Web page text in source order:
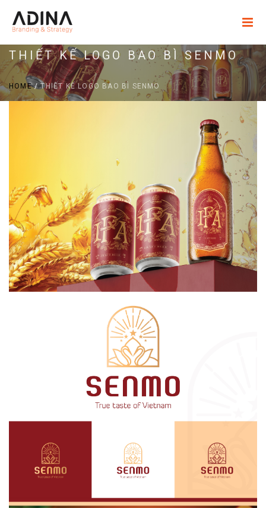
THIẾT KẾ LOGO BAO BÌ SENMO
HOME/THIẾT KẾ LOGO BAO BÌ SENMO